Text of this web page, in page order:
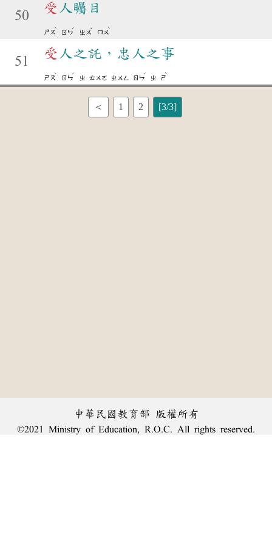
50
受 人矚目
ㄕㄡ
ˋ
ㄖㄣ
ˊ
ㄓㄨ
ˇ
ㄇㄨ
ˋ
51
受 人之託，忠人之事
ㄕㄡ
ˋ
ㄖㄣ
ˊ
ㄓ ㄊㄨㄛ ㄓㄨㄥ ㄖㄣ
ˊ
ㄓ ㄕ
ˋ
＜ 1 2 [3/3]
中華民國教育部 版權所有
©2021 Ministry of Education, R.O.C. All rights reserved.